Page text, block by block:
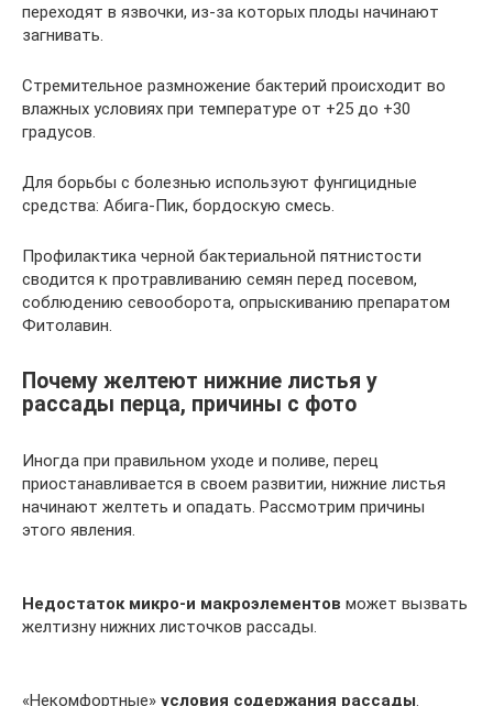
переходят в язвочки, из-за которых плоды начинают
загнивать.
Стремительное размножение бактерий происходит во
влажных условиях при температуре от +25 до +30
градусов.
Для борьбы с болезнью используют фунгицидные
средства: Абига-Пик, бордоскую смесь.
Профилактика черной бактериальной пятнистости
сводится к протравливанию семян перед посевом,
соблюдению севооборота, опрыскиванию препаратом
Фитолавин.
Почему желтеют нижние листья у
рассады перца, причины с фото
Иногда при правильном уходе и поливе, перец
приостанавливается в своем развитии, нижние листья
начинают желтеть и опадать. Рассмотрим причины
этого явления.
Недостаток микро-и макроэлементов может вызвать
желтизну нижних листочков рассады.
«Некомфортные» условия содержания рассады